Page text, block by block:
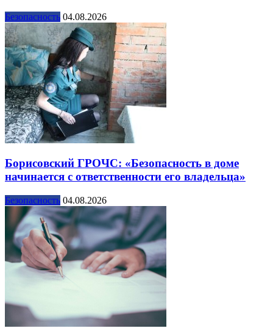
Безопасность 04.08.2026
Борисовский ГРОЧС: «Безопасность в доме
начинается с ответственности его владельца»
Безопасность 04.08.2026